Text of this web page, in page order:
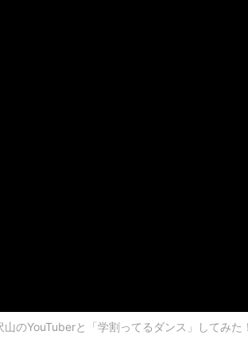
山のYouTuberと「学割ってるダンス」してみた